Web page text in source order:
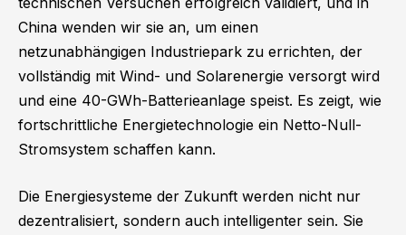
China wenden wir sie an, um einen
netzunabhängigen Industriepark zu errichten, der
vollständig mit Wind- und Solarenergie versorgt wird
und eine 40-GWh-Batterieanlage speist. Es zeigt, wie
fortschrittliche Energietechnologie ein Netto-Null-
Stromsystem schaffen kann.
Die Energiesysteme der Zukunft werden nicht nur
dezentralisiert, sondern auch intelligenter sein. Sie